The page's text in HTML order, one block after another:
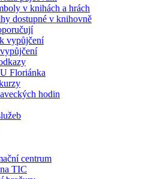
v knihách a hrách
dostupné v knihovně
vypůjčení
Floriánka
hodin
centrum
TIC